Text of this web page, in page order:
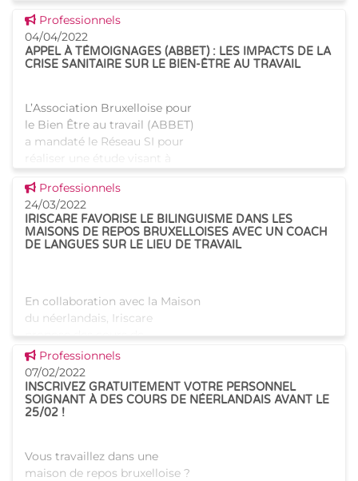
désorientation, de l’angoisse
ou en
Voir cette news
Professionnels
04/04/2022
APPEL À TÉMOIGNAGES (ABBET) : LES IMPACTS DE LA
CRISE SANITAIRE SUR LE BIEN-ÊTRE AU TRAVAIL
L’Association Bruxelloise pour
le Bien Être au travail (ABBET)
a mandaté le Réseau SI pour
réaliser une étude visant à
crise sanitaire sur le bien-être
au tr
Voir cette news
Professionnels
24/03/2022
IRISCARE FAVORISE LE BILINGUISME DANS LES
MAISONS DE REPOS BRUXELLOISES AVEC UN COACH
DE LANGUES SUR LE LIEU DE TRAVAIL
En collaboration avec la Maison
du néerlandais, Iriscare
propose des cours de
néerlandais au personnel
francophone des 137 maisons
de repos et de soins
bruxelloises agréées et
financées par Iris
Voir cette news
Professionnels
07/02/2022
INSCRIVEZ GRATUITEMENT VOTRE PERSONNEL
SOIGNANT À DES COURS DE NÉERLANDAIS AVANT LE
25/02 !
Vous travaillez dans une
maison de repos bruxelloise ?